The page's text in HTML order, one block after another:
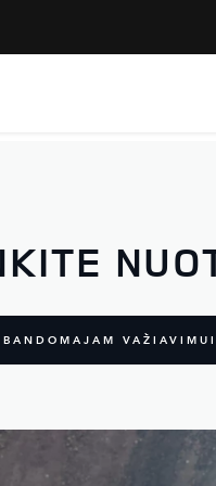
BANDOMAJAM VAŽIAVIMUI